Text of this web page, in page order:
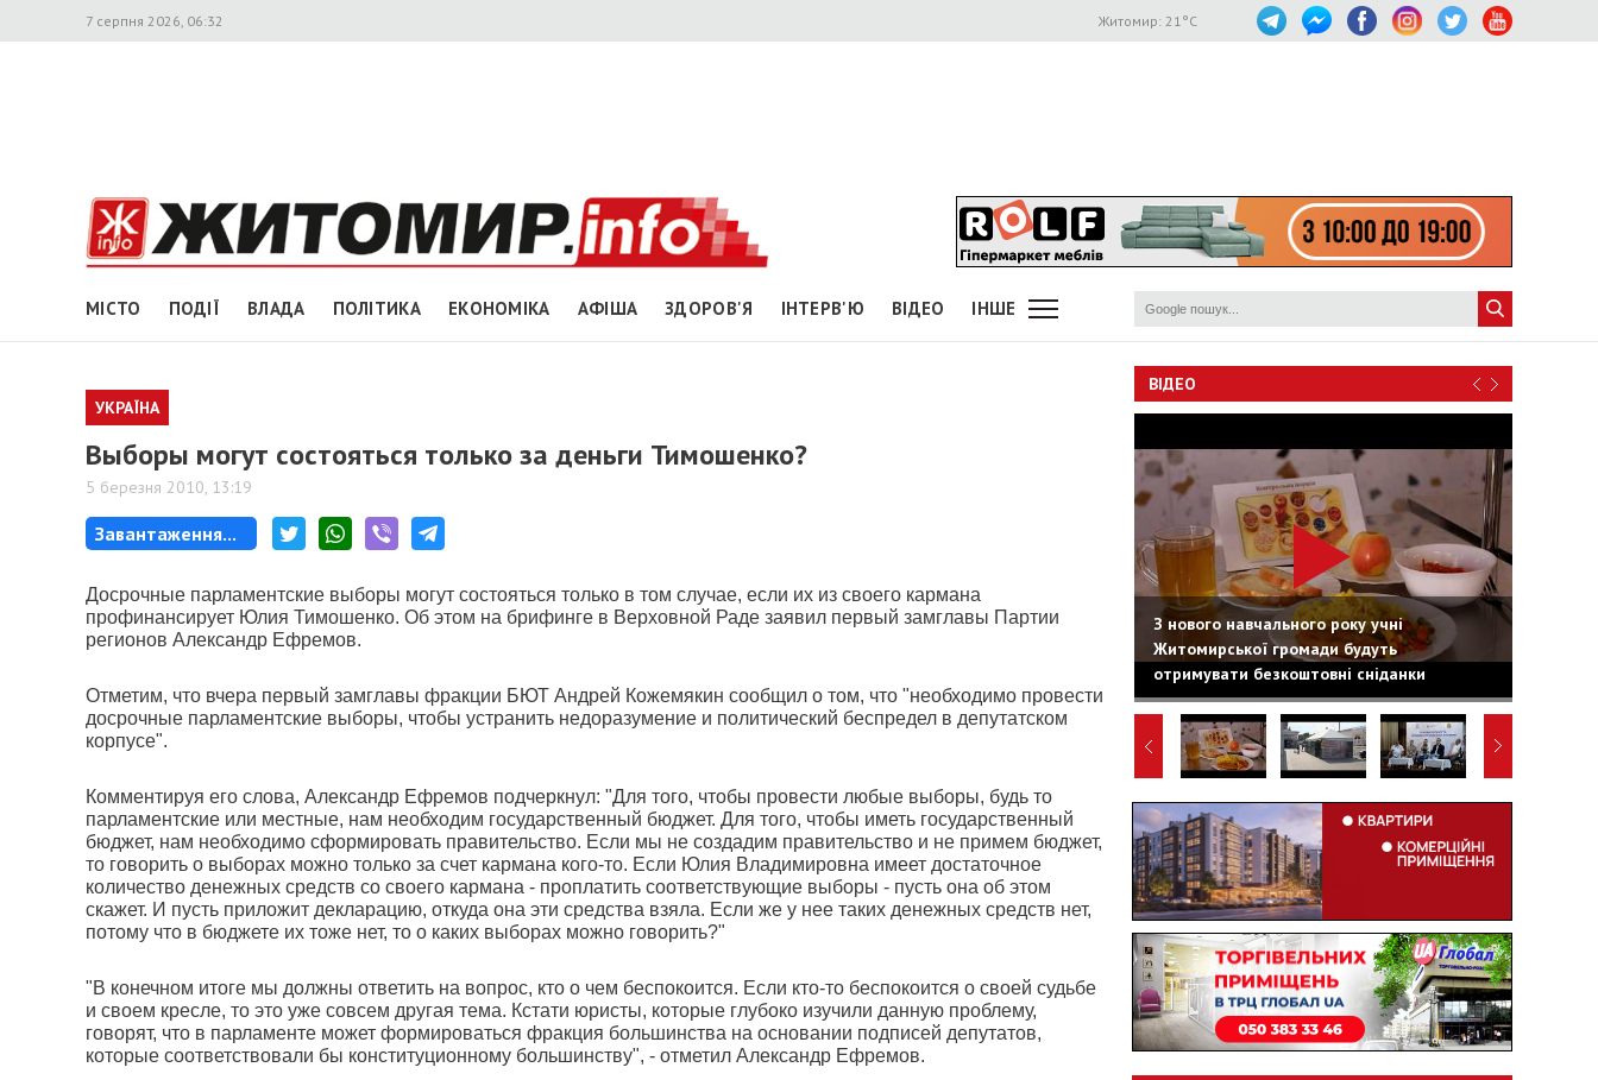
7 серпня 2026, 06:32 Житомир: 21°C
МІСТО ПОДІЇ ВЛАДА ПОЛІТИКА ЕКОНОМІКА АФІША ЗДОРОВ'Я ІНТЕРВ'Ю ВІДЕО ІНШЕ
УКРАЇНА
Выборы могут состояться только за деньги Тимошенко?
5 березня 2010, 13:19
Завантаження...
Досрочные парламентские выборы могут состояться только в том случае, если их из своего кармана
профинансирует Юлия Тимошенко. Об этом на брифинге в Верховной Раде заявил первый замглавы Партии
регионов Александр Ефремов.
Отметим, что вчера первый замглавы фракции БЮТ Андрей Кожемякин сообщил о том, что "необходимо провести
досрочные парламентские выборы, чтобы устранить недоразумение и политический беспредел в депутатском
корпусе".
Комментируя его слова, Александр Ефремов подчеркнул: "Для того, чтобы провести любые выборы, будь то
парламентские или местные, нам необходим государственный бюджет. Для того, чтобы иметь государственный
бюджет, нам необходимо сформировать правительство. Если мы не создадим правительство и не примем бюджет,
то говорить о выборах можно только за счет кармана кого-то. Если Юлия Владимировна имеет достаточное
количество денежных средств со своего кармана - проплатить соответствующие выборы - пусть она об этом
скажет. И пусть приложит декларацию, откуда она эти средства взяла. Если же у нее таких денежных средств нет,
потому что в бюджете их тоже нет, то о каких выборах можно говорить?"
"В конечном итоге мы должны ответить на вопрос, кто о чем беспокоится. Если кто-то беспокоится о своей судьбе
и своем кресле, то это уже совсем другая тема. Кстати юристы, которые глубоко изучили данную проблему,
говорят, что в парламенте может формироваться фракция большинства на основании подписей депутатов,
которые соответствовали бы конституционному большинству", - отметил Александр Ефремов.
ВІДЕО
З нового навчального року учні
Житомирської громади будуть
отримувати безкоштовні сніданки